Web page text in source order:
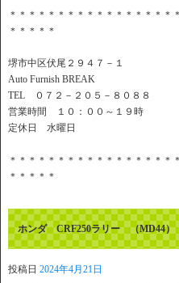
＊＊＊＊＊＊＊＊＊＊＊＊＊＊＊＊＊
＊＊＊＊＊
堺市中区伏尾２９４７－１
Auto Furnish BREAK
TEL ０７２－２０５－８０８８
営業時間 １０：００～１９時
定休日 水曜日
＊＊＊＊＊＊＊＊＊＊＊＊＊＊＊＊＊
＊＊＊＊＊
ホンダ CRF250ラリー （MD44
投稿日 2024年4月21日